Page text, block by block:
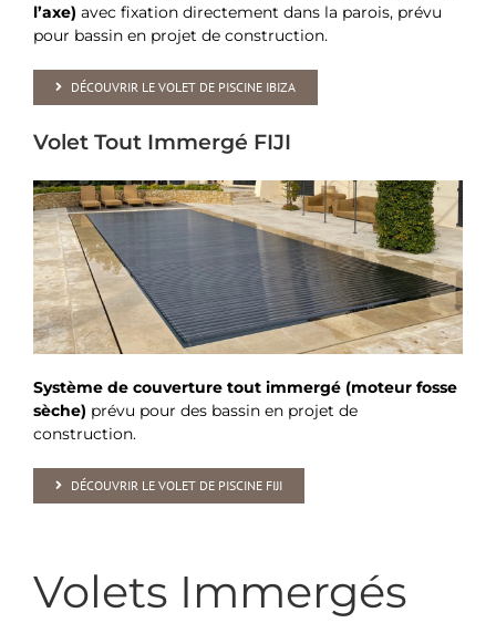
l’axe) avec fixation directement dans la parois, prévu
pour bassin en projet de construction.
DÉCOUVRIR LE VOLET DE PISCINE IBIZA
Volet Tout Immergé FIJI
Système de couverture tout immergé (moteur fosse
sèche) prévu pour des bassin en projet de
construction.
DÉCOUVRIR LE VOLET DE PISCINE FIJI
Volets Immergés